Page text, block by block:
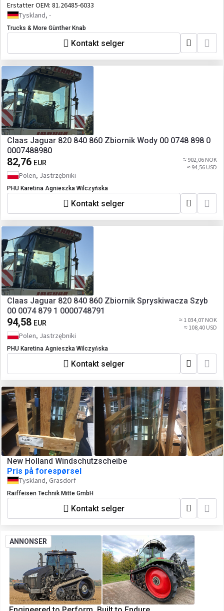
Erstatter OEM: 81.26485-6033
Tyskland, -
Trucks & More Günther Knab
Kontakt selger
Claas Jaguar 820 840 860 Zbiornik Wody 00 0748 898 0
0007488980
82,76 EUR
≈ 902,06 NOK
≈ 94,56 USD
Polen, Jastrzębniki
PHU Karetina Agnieszka Wilczyńska
Kontakt selger
Claas Jaguar 820 840 860 Zbiornik Spryskiwacza Szyb
00 0074 879 1 0000748791
94,58 EUR
≈ 1 034,07 NOK
≈ 108,40 USD
Polen, Jastrzębniki
PHU Karetina Agnieszka Wilczyńska
Kontakt selger
New Holland Windschutzscheibe
Pris på forespørsel
Tyskland, Grasdorf
Raiffeisen Technik Mitte GmbH
Kontakt selger
ANNONSER